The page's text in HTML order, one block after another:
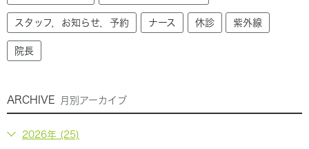
スタッフ，お知らせ，予約 ナース 休診 紫外線
院長
ARCHIVE 月別アーカイブ
2026年 (25)